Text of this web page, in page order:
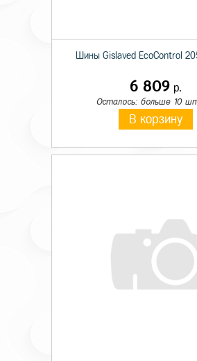
Шины Gislaved EcoControl
6 809р.
Осталось: больше 10
В корзину